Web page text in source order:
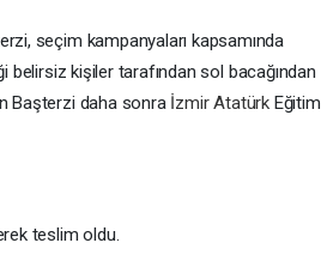
seçim kampanyaları kapsamında
belirsiz kişiler tarafından sol bacağından
Başterzi daha sonra İzmir AtatürkEğitim
teslim oldu.